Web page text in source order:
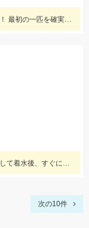
やる気のある群れに当ると入れ食いです！！ 最初の一匹を確実に掛けて船べりに寄せてくることで船の周りがシイラだらけになり船中お祭り騒ぎになります！！
ダイビングペンシルを使用して、キャストして着水後、すぐにアクションを始めると見切られ難く、ヒット率が上がります。
次の10件